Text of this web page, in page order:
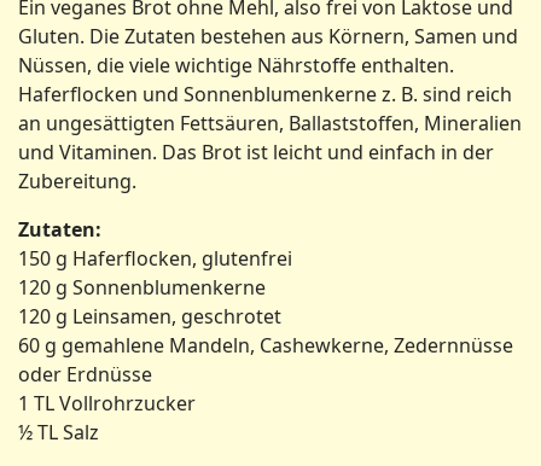
Ein veganes Brot ohne Mehl, also frei von Laktose und
Gluten. Die Zutaten bestehen aus Körnern, Samen und
Nüssen, die viele wichtige Nährstoffe enthalten.
Haferflocken und Sonnenblumenkerne z. B. sind reich
an ungesättigten Fettsäuren, Ballaststoffen, Mineralien
und Vitaminen. Das Brot ist leicht und einfach in der
Zubereitung.
Zutaten:
150 g Haferflocken, glutenfrei
120 g Sonnenblumenkerne
120 g Leinsamen, geschrotet
60 g gemahlene Mandeln, Cashewkerne, Zedernnüsse
oder Erdnüsse
1 TL Vollrohrzucker
½ TL Salz